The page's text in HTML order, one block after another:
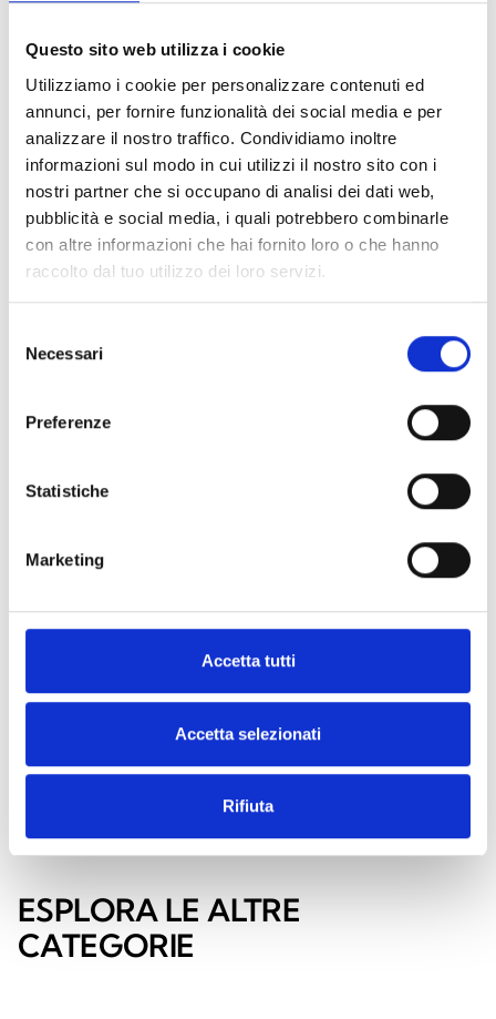
Questo sito web utilizza i cookie
Utilizziamo i cookie per personalizzare contenuti ed
annunci, per fornire funzionalità dei social media e per
analizzare il nostro traffico. Condividiamo inoltre
informazioni sul modo in cui utilizzi il nostro sito con i
nostri partner che si occupano di analisi dei dati web,
pubblicità e social media, i quali potrebbero combinarle
con altre informazioni che hai fornito loro o che hanno
raccolto dal tuo utilizzo dei loro servizi.
delNecessari
Preferenze
Statistiche
Marketing
Accetta tutti
Accetta selezionati
Rifiuta
SmartLeague
SmartLook
Sol/STUDIO
Richiedi
informazioni
CONTATTACI
Trova un
distributore
Inim
TROVALO
ESPLORA LE ALTRE
CATEGORIE